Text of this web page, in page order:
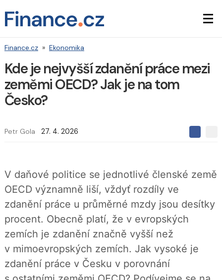
Finance.cz » Ekonomika
Kde je nejvyšší zdanění práce mezi
zeměmi OECD? Jak je na tom
Česko?
Petr Gola 27. 4. 2026
S
t
S
j
a
o
e
j
a
V daňové politice se jednotlivé členské země
OECD významně liší, vždyť rozdíly ve
zdanění práce u průměrné mzdy jsou desítky
procent. Obecně platí, že v evropských
zemích je zdanění značně vyšší než
v mimoevropských zemích. Jak vysoké je
zdanění práce v Česku v porovnání